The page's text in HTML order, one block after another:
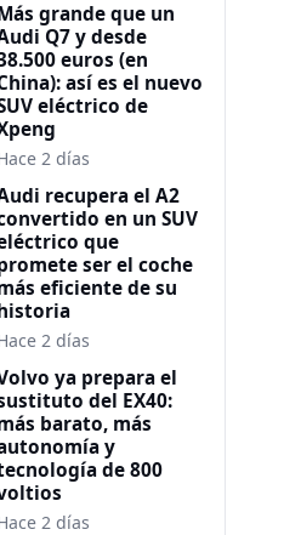
grande que un
Q7 y desde
euros (en
así es el nuevo
eléctrico de
2 días
recupera el A2
en un SUV
que
ser el coche
eficiente de su
2 días
ya prepara el
del EX40:
barato, más
y
de 800
2 días